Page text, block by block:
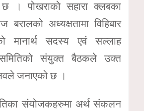
। पोखराको सहारा क्लबका
बरालको अध्यक्षतामा विहिबार
मानार्थ सदस्य एवं सल्लाह
संयुक्त बैठकले उक्त
जनाएको छ ।
संयोजकहरुमा अर्थ संकलन